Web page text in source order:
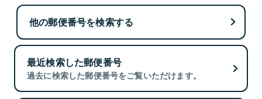
他の郵便番号を検索する
最近検索した郵便番号
過去に検索した郵便番号をご覧いただけます。